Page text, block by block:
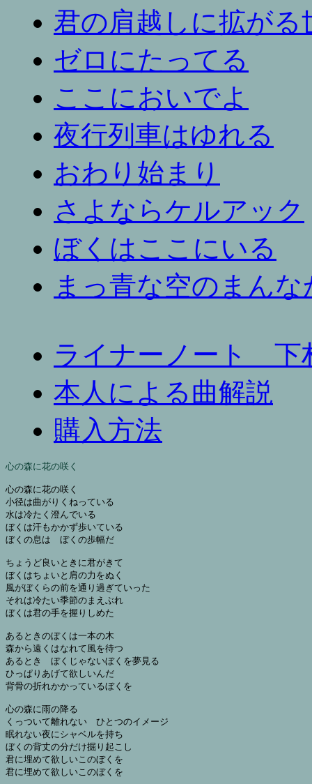
君の肩越しに拡が
ゼロにたってる
ここにおいでよ
夜行列車はゆれる
おわり始まり
さよならケルアック
ぼくはここにいる
まっ青な空のまん
ライナーノート
本人による曲解説
購入方法
心の森に花の咲く
心の森に花の咲く
小径は曲がりくねっている
水は冷たく澄んでいる
ぼくは汗もかかず歩いている
ぼくの息は　ぼくの歩幅だ
ちょうど良いときに君がきて
ぼくはちょいと肩の力をぬく
風がぼくらの前を通り過ぎていった
それは冷たい季節のまえぶれ
ぼくは君の手を握りしめた
あるときのぼくは一本の木
森から遠くはなれて風を待つ
あるとき　ぼくじゃないぼくを夢見る
ひっぱりあげて欲しいんだ
背骨の折れかかっているぼくを
心の森に雨の降る
くっついて離れない　ひとつのイメージ
眠れない夜にシャベルを持ち
ぼくの背丈の分だけ掘り起こし
君に埋めて欲しいこのぼくを
君に埋めて欲しいこのぼくを